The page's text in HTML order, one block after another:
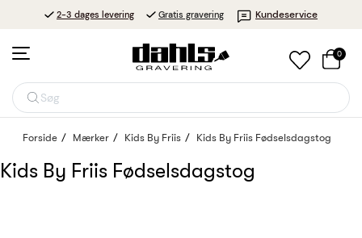
2-3 dages levering Gratis gravering Kundeservice
Søg
0
Forside Mærker Kids By Friis Kids By Friis Fødselsdagstog
Kids By Friis Fødselsdagstog